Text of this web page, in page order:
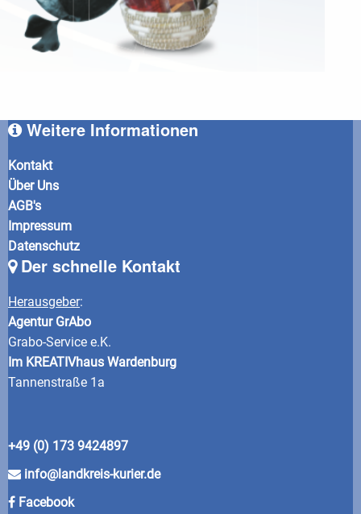
Weitere Informationen
Kontakt
Über Uns
AGB's
Impressum
Datenschutz
Der schnelle Kontakt
Herausgeber:
Agentur GrAbo
Grabo-Service e.K.
Im KREATIVhaus Wardenburg
Tannenstraße 1a
+49 (0) 173 9424897
info@landkreis-kurier.de
Facebook